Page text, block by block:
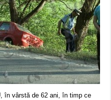
în vârstă de 62 ani, în timp ce